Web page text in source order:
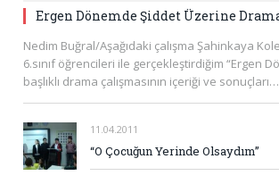
Ergen Dönemde Şiddet Üzerine
Nedim Buğral/Aşağıdaki çalışma Şahinkaya
6.sınıf öğrencileri ile gerçekleştirdiğim “Ergen
başlıklı drama çalışmasının içeriği ve sonuçları…
11.04.2011
“O Çocuğun Yerinde Olsaydım”